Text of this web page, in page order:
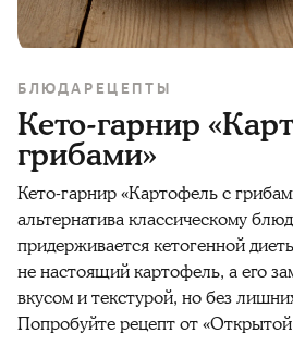
БЛЮДА РЕЦЕПТЫ
Кето-гарнир
грибами»
Кето-гарнир «Картофель с
альтернатива классическому
придерживается кетогенной
не настоящий картофель, а его
вкусом и текстурой, но без
Попробуйте рецепт от «Открытой